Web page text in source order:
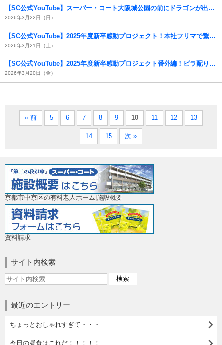
【SC公式YouTube】スーパー・コート大阪城公園の前にドラゴンが出現！？( ﾟДﾟ)
2026年3月22日（日）
【SC公式YouTube】2025年度新卒感動プロジェクト！本社フリマで繋がる「たてよこの絆」
2026年3月21日（土）
【SC公式YouTube】2025年度新卒感動プロジェクト番外編！ビラ配りチャレンジ！
2026年3月20日（金）
« 前 5 6 7 8 9 10 11 12 13
14 15 次 »
京都市中京区の有料老人ホーム|施設概要
資料請求
サイト内検索
最近のエントリー
ちょっとおしゃれすぎて・・・
今日の昼食はこれだ！！！！！